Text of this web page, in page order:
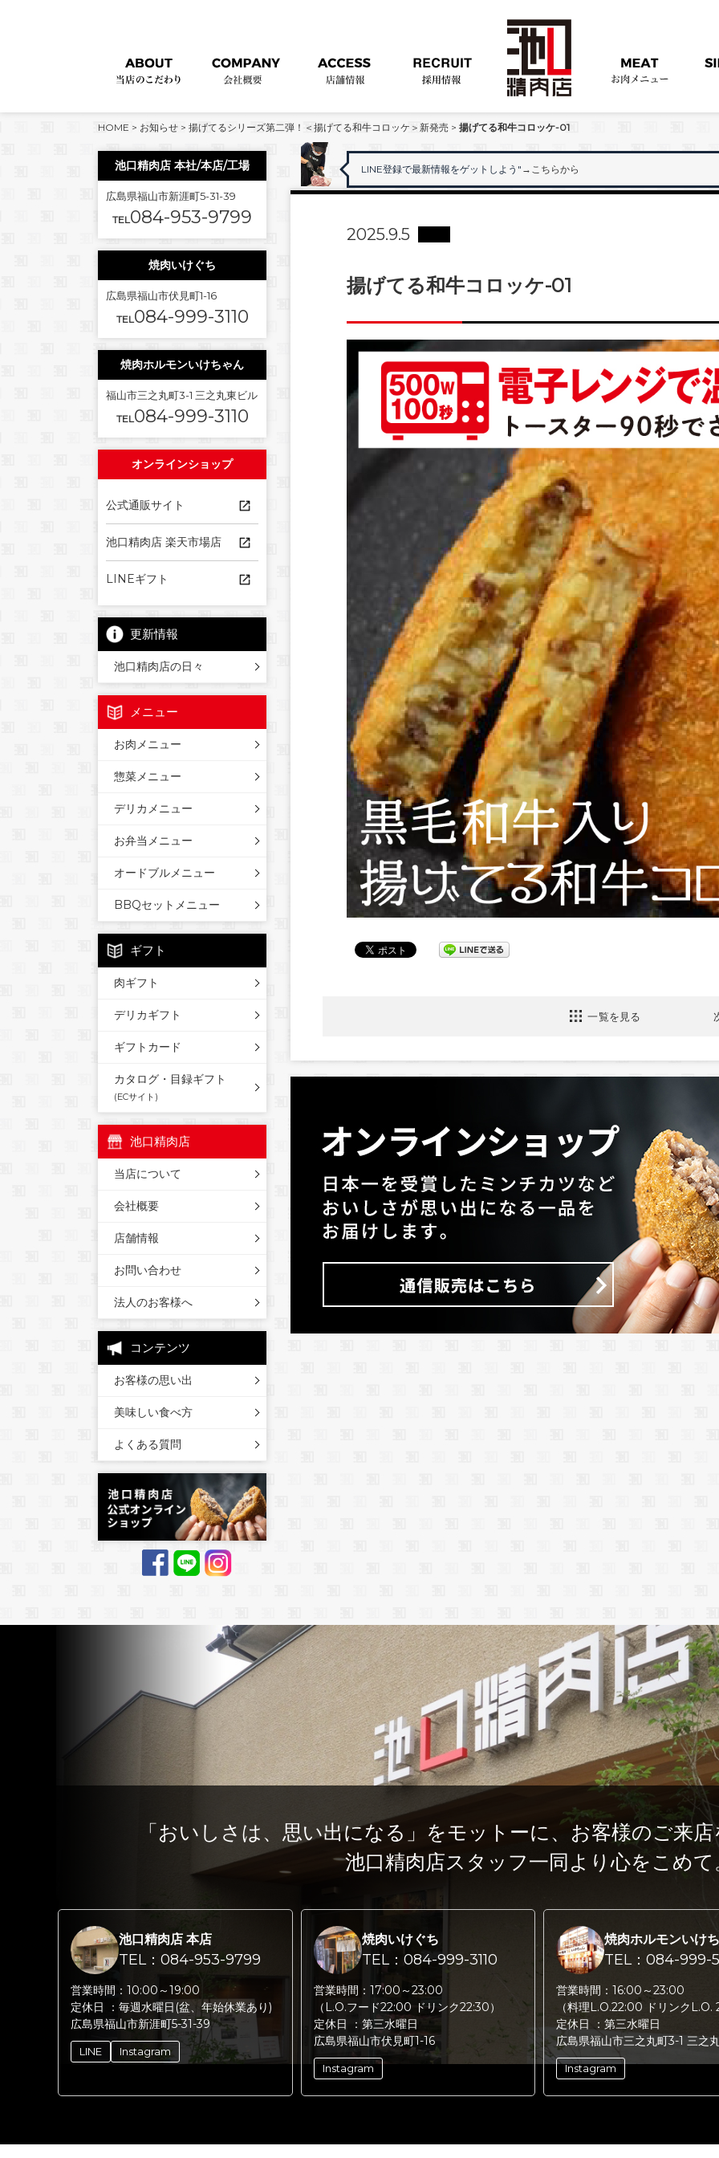
HOME > お知らせ > 揚げてるシリーズ第二弾！＜揚げてる和牛コロッケ＞新発売 > 揚げてる和牛コロッケ-01
LINE登録で最新情報をゲットしよう" →こちらから
2025.9.5
揚げてる和牛コロッケ-01
一覧を見る
池口精肉店 本社/本店/工場
広島県福山市新涯町5-31-39
TEL084-953-9799
焼肉いけぐち
広島県福山市伏見町1-16
TEL084-999-3110
焼肉ホルモンいけちゃん
福山市三之丸町3-1 三之丸東ビル
TEL084-999-3110
オンラインショップ
公式通販サイト
池口精肉店 楽天市場店
LINEギフト
更新情報
池口精肉店の日々
メニュー
お肉メニュー
惣菜メニュー
デリカメニュー
お弁当メニュー
オードブルメニュー
BBQセットメニュー
ギフト
肉ギフト
デリカギフト
ギフトカード
カタログ・目録ギフト
(ECサイト)
池口精肉店
当店について
会社概要
店舗情報
お問い合わせ
法人のお客様へ
コンテンツ
お客様の思い出
美味しい食べ方
よくある質問
「おいしさは、思い出になる」をモットーに、 お客様のご来
池口精肉店スタッフ一同より心をこめて
池口精肉店 本店
TEL：084-953-9799
営業時間： 10:00～19:00
定休日 ： 毎週水曜日(盆、年始休業あり)
広島県福山市新涯町5-31-39
LINE Instagram
焼肉いけぐち
TEL：084-999-3110
営業時間： 17:00～23:00
（L.O.フード22:00 ドリンク22:30）
定休日 ： 第三水曜日
広島県福山市伏見町1-16
Instagram
焼肉ホルモンいけ
TEL：084-999-
営業時間： 16:00～23:00
（料理L.O.22:00 ドリンクL.O.
定休日 ： 第三水曜日
広島県福山市三之丸町3-1 三之
Instagram